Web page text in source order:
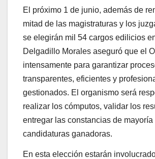
El próximo 1 de junio, además de
mitad de las magistraturas y los
se elegirán mil 54 cargos edilicios
Delgadillo Morales aseguró que el
intensamente para garantizar
transparentes, eficientes y
gestionados. El organismo será
realizar los cómputos, validar los
entregar las constancias de mayoría
candidaturas ganadoras.
En esta elección estarán